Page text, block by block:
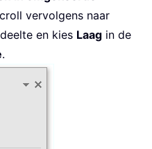
vervolgens naar
en kies Laag in de
.